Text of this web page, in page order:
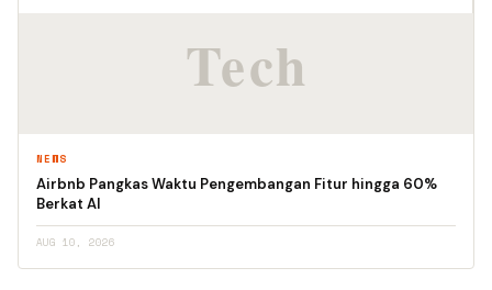
NEWS
Airbnb Pangkas Waktu Pengembangan Fitur hingga 60%
Berkat AI
AUG 10, 2026